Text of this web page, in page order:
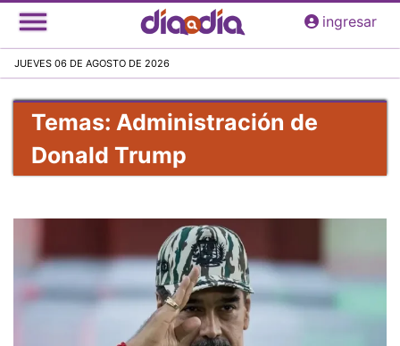
Pasar
al
principal
ingresar
JUEVES 06 DE AGOSTO DE 2026
Temas: Administración de
Donald Trump